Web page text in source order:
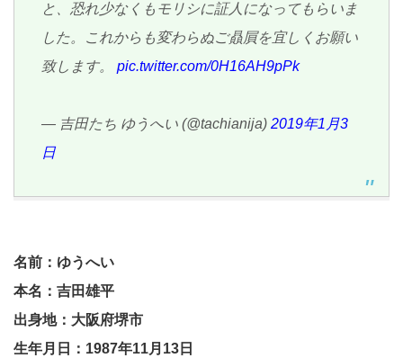
と、恐れ少なくもモリシに証人になってもらいま
した。これからも変わらぬご贔屓を宜しくお願い
致します。 pic.twitter.com/0H16AH9pPk
— 吉田たち ゆうへい (@tachianija) 2019年1月3
日
名前：ゆうへい
本名：吉田雄平
出身地：大阪府堺市
生年月日：1987年11月13日